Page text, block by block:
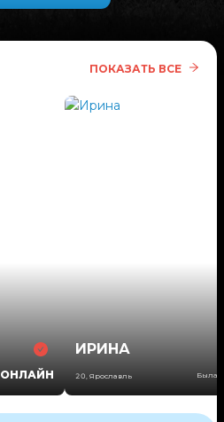
ПОКАЗАТЬ ВСЕ
ОНЛАЙН
ИРИНА
20 Ярославль Была 2